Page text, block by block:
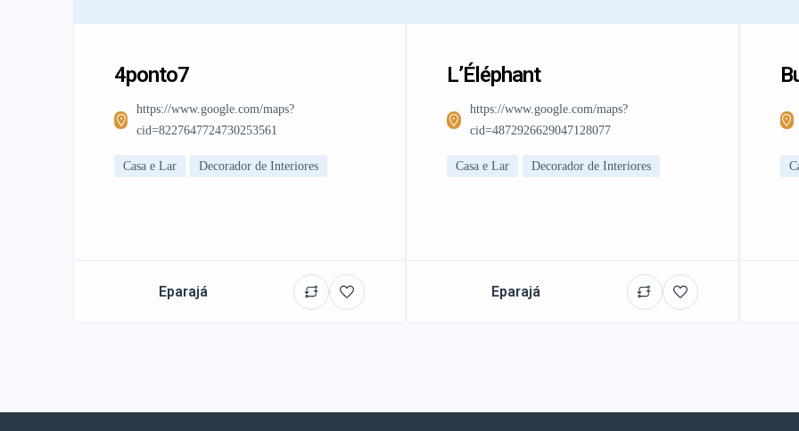
4ponto7
https://www.google.com/maps?
cid=8227647724730253561
Casa e Lar Decorador de Interiores
Eparajá
L’Éléphant
https://www.google.com/maps?
cid=4872926629047128077
Casa e Lar Decorador de Interiores
Eparajá